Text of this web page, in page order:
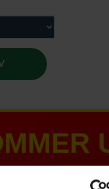
TIL D. 8